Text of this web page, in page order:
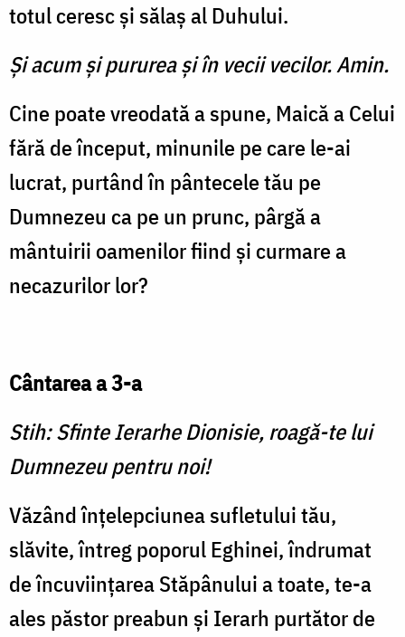
totul ceresc și sălaș al Duhului.
Şi acum şi pururea şi în vecii vecilor. Amin.
Cine poate vreodată a spune, Maică a Celui
fără de început, minunile pe care le-ai
lucrat, purtând în pântecele tău pe
Dumnezeu ca pe un prunc, pârgă a
mântuirii oamenilor fiind și curmare a
necazurilor lor?
Cântarea a 3-a
Stih: Sfinte Ierarhe Dionisie, roagă-te lui
Dumnezeu pentru noi!
Văzând înțelepciunea sufletului tău,
slăvite, întreg poporul Eghinei, îndrumat
de încuviințarea Stăpânului a toate, te-a
ales păstor preabun și Ierarh purtător de